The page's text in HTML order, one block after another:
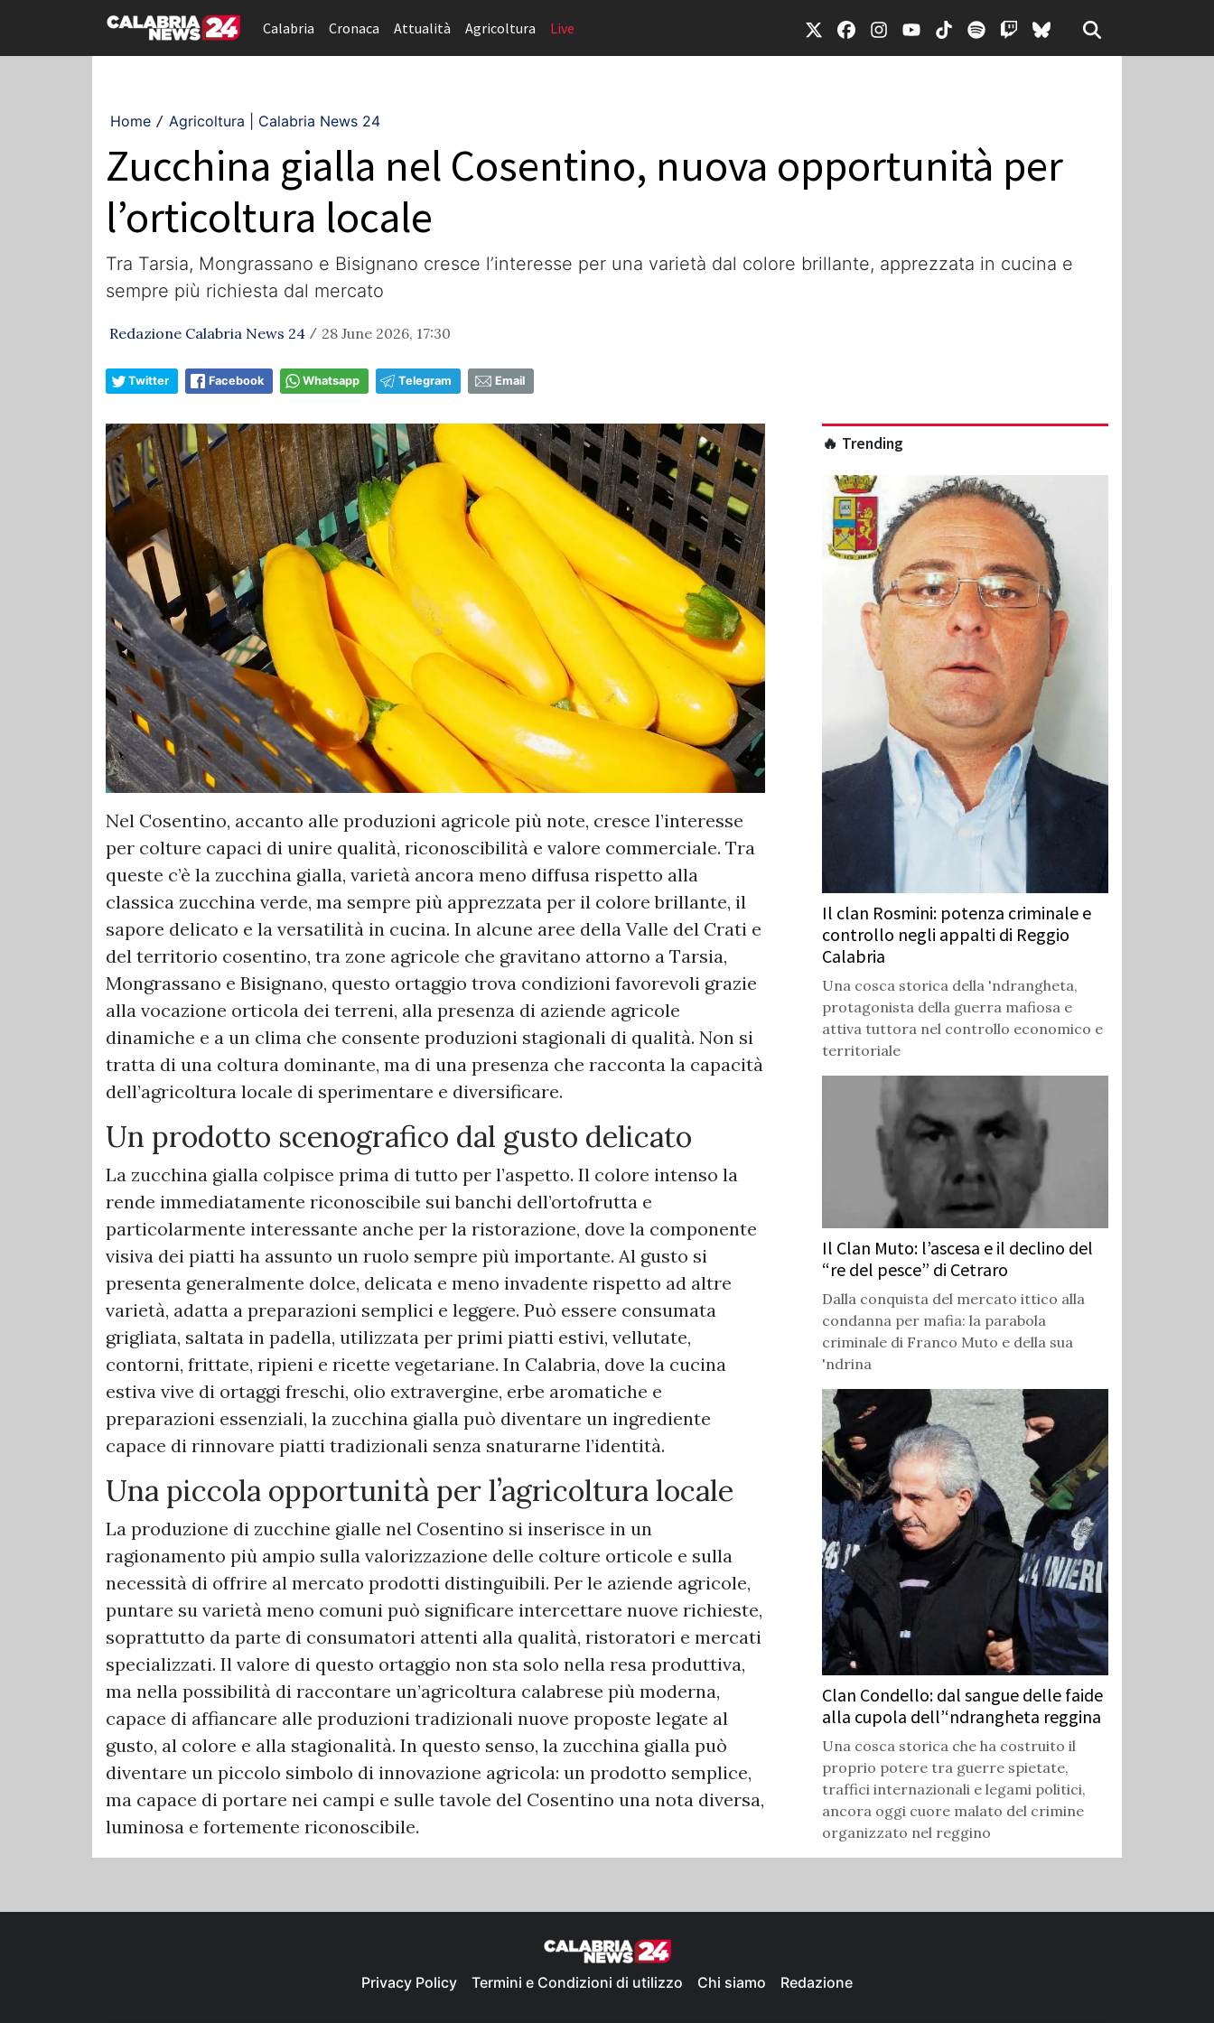
Calabria Cronaca Attualità Agricoltura Live
Home / Agricoltura | Calabria News 24
Zucchina gialla nel Cosentino, nuova opportunità per
l’orticoltura locale
Tra Tarsia, Mongrassano e Bisignano cresce l’interesse per una varietà dal colore brillante, apprezzata in cucina e
sempre più richiesta dal mercato
Redazione Calabria News 24 / 28 June 2026, 17:30
Twitter Facebook Whatsapp Telegram Email
Nel Cosentino, accanto alle produzioni agricole più note, cresce l’interesse
per colture capaci di unire qualità, riconoscibilità e valore commerciale. Tra
queste c’è la zucchina gialla, varietà ancora meno diffusa rispetto alla
classica zucchina verde, ma sempre più apprezzata per il colore brillante, il
sapore delicato e la versatilità in cucina. In alcune aree della Valle del Crati e
del territorio cosentino, tra zone agricole che gravitano attorno a Tarsia,
Mongrassano e Bisignano, questo ortaggio trova condizioni favorevoli grazie
alla vocazione orticola dei terreni, alla presenza di aziende agricole
dinamiche e a un clima che consente produzioni stagionali di qualità. Non si
tratta di una coltura dominante, ma di una presenza che racconta la capacità
dell’agricoltura locale di sperimentare e diversificare.
Un prodotto scenografico dal gusto delicato
La zucchina gialla colpisce prima di tutto per l’aspetto. Il colore intenso la
rende immediatamente riconoscibile sui banchi dell’ortofrutta e
particolarmente interessante anche per la ristorazione, dove la componente
visiva dei piatti ha assunto un ruolo sempre più importante. Al gusto si
presenta generalmente dolce, delicata e meno invadente rispetto ad altre
varietà, adatta a preparazioni semplici e leggere. Può essere consumata
grigliata, saltata in padella, utilizzata per primi piatti estivi, vellutate,
contorni, frittate, ripieni e ricette vegetariane. In Calabria, dove la cucina
estiva vive di ortaggi freschi, olio extravergine, erbe aromatiche e
preparazioni essenziali, la zucchina gialla può diventare un ingrediente
capace di rinnovare piatti tradizionali senza snaturarne l’identità.
Una piccola opportunità per l’agricoltura locale
La produzione di zucchine gialle nel Cosentino si inserisce in un
ragionamento più ampio sulla valorizzazione delle colture orticole e sulla
necessità di offrire al mercato prodotti distinguibili. Per le aziende agricole,
puntare su varietà meno comuni può significare intercettare nuove richieste,
soprattutto da parte di consumatori attenti alla qualità, ristoratori e mercati
specializzati. Il valore di questo ortaggio non sta solo nella resa produttiva,
ma nella possibilità di raccontare un’agricoltura calabrese più moderna,
capace di affiancare alle produzioni tradizionali nuove proposte legate al
gusto, al colore e alla stagionalità. In questo senso, la zucchina gialla può
diventare un piccolo simbolo di innovazione agricola: un prodotto semplice,
ma capace di portare nei campi e sulle tavole del Cosentino una nota diversa,
luminosa e fortemente riconoscibile.
🔥 Trending
Il clan Rosmini: potenza criminale e
controllo negli appalti di Reggio
Calabria
Una cosca storica della 'ndrangheta,
protagonista della guerra mafiosa e
attiva tuttora nel controllo economico e
territoriale
Il Clan Muto: l’ascesa e il declino del
“re del pesce” di Cetraro
Dalla conquista del mercato ittico alla
condanna per mafia: la parabola
criminale di Franco Muto e della sua
'ndrina
Clan Condello: dal sangue delle faide
alla cupola dell’‘ndrangheta reggina
Una cosca storica che ha costruito il
proprio potere tra guerre spietate,
traffici internazionali e legami politici,
ancora oggi cuore malato del crimine
organizzato nel reggino
Privacy Policy Termini e Condizioni di utilizzo Chi siamo Redazione